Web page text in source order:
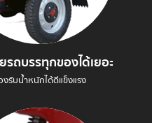
ถบรรทุกของได้เยอะ
งรับน้ำหนักได้ดีแข็งแรง